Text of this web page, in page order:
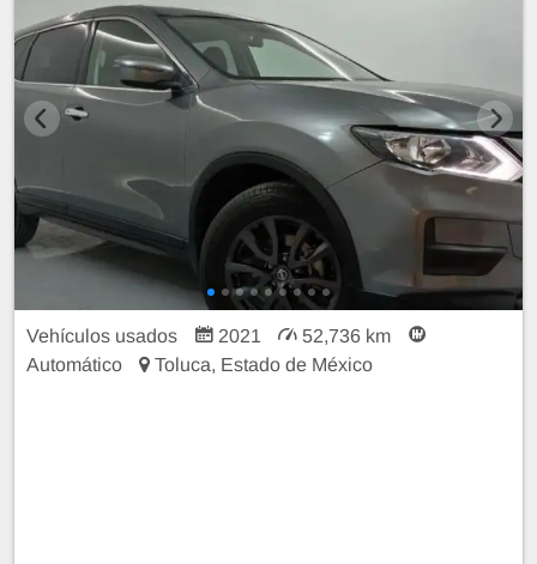
Vehículos usados 2021
52,736 km
Automático
Toluca, Estado de México